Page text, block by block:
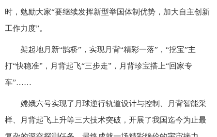
时，勉励大家“要继续发挥新型举国体制优势，加大自主创新
工作力度”。
架起地月新“鹊桥”，实现月背“精彩一落”，“挖宝”主
打“快稳准”，月背起飞“三步走”，月背珍宝搭上“回家专
车”……
嫦娥六号实现了月球逆行轨道设计与控制、月背智能采
样、月背起飞上升等三大技术突破，开展了我国迄今为止最